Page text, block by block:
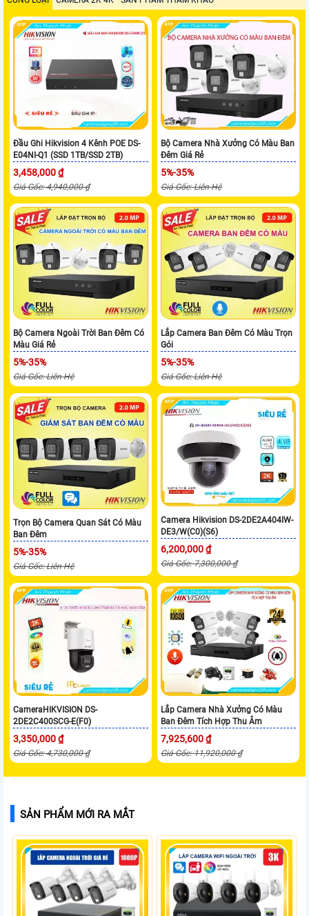
Đầu Ghi Hikvision 4 Kênh POE DS-
E04NI-Q1 (SSD 1TB/SSD 2TB)
3,458,000 ₫
Giá Gốc: 4,940,000 ₫
Bộ Camera Nhà Xưởng Có Màu Ban
Đêm Giá Rẻ
5%-35%
Giá Gốc: Liên Hệ
Bộ Camera Ngoài Trời Ban Đêm Có
Màu Giá Rẻ
5%-35%
Giá Gốc: Liên Hệ
Lắp Camera Ban Đêm Có Màu Trọn
Gói
5%-35%
Giá Gốc: Liên Hệ
Trọn Bộ Camera Quan Sát Có Màu
Ban Đêm
5%-35%
Giá Gốc: Liên Hệ
Camera Hikvision DS-2DE2A404IW-
DE3/W(C0)(S6)
6,200,000 ₫
Giá Gốc: 7,300,000 ₫
CameraHIKVISION DS-
2DE2C400SCG-E(F0)
3,350,000 ₫
Giá Gốc: 4,730,000 ₫
Lắp Camera Nhà Xưởng Có Màu
Ban Đêm Tích Hợp Thu Âm
7,925,600 ₫
Giá Gốc: 11,920,000 ₫
SẢN PHẨM MỚI RA MẮT